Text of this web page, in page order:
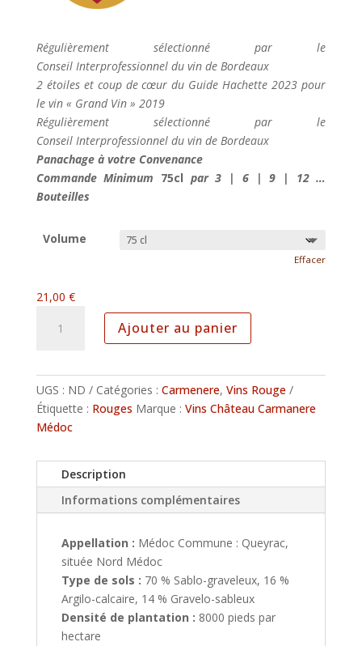
Régulièrement sélectionné par le
Conseil Interprofessionnel du vin de Bordeaux
2 étoiles et coup de cœur du Guide Hachette 2023 pour
le vin « Grand Vin » 2019
Régulièrement sélectionné par le
Conseil Interprofessionnel du vin de Bordeaux
Panachage à votre Convenance
Commande Minimum 75cl par 3 | 6 | 9 | 12 …
Bouteilles
Volume
Effacer
21,00 €
Ajouter au panier
UGS : ND Catégories : Carmenere, Vins Rouge
Étiquette : Rouges Marque : Vins Château Carmanere
Médoc
Description
Informations complémentaires
Appellation : Médoc Commune : Queyrac,
située Nord Médoc
Type de sols : 70 % Sablo-graveleux, 16 %
Argilo-calcaire, 14 % Gravelo-sableux
Densité de plantation : 8000 pieds par
hectare